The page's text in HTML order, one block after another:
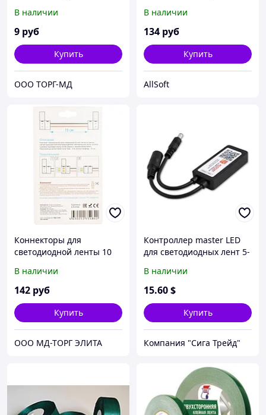
светодиодной ленты
220В, чип 2835, 60 Д/м, 2
иглы, 6 мм между иглами.
В наличии
9 руб
Купить
ООО ТОРГ-МД
светодиодной ленты, 1 м.
(3012)
В наличии
134 руб
Купить
AllSoft
Коннекторы для
светодиодной ленты 10
В наличии
142 руб
Купить
ООО МД-ТОРГ ЭЛИТА
Контроллер master LED
для светодиодных лент 5-
голосовое управление
Alexa
В наличии
15.60$
Купить
Компания "Сига Трейд"